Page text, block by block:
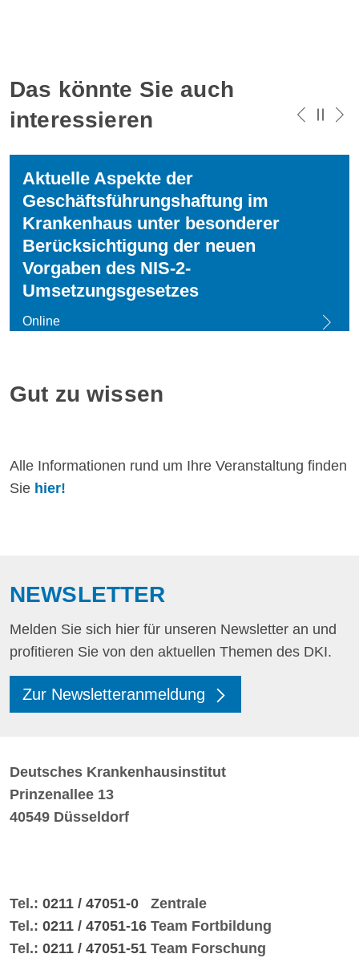
Das könnte Sie auch
interessieren
Aktuelle Aspekte der
Geschäftsführungshaftung im
Krankenhaus unter besonderer
Berücksichtigung der neuen
Vorgaben des NIS-2-
Umsetzungsgesetzes
Online
Gut zu wissen
Alle Informationen rund um Ihre Veranstaltung finden
Sie hier!
NEWSLETTER
Melden Sie sich hier für unseren Newsletter an und
profitieren Sie von den aktuellen Themen des DKI.
Zur Newsletteranmeldung
Deutsches Krankenhausinstitut
Prinzenallee 13
40549 Düsseldorf
Tel.: 0211 / 47051-0 Zentrale
Tel.: 0211 / 47051-16 Team Fortbildung
Tel.: 0211 / 47051-51 Team Forschung